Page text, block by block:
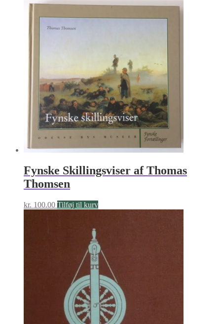
Fynske Skillingsviser af Thomas
Thomsen
kr. 100.00 Tilføj til kurv